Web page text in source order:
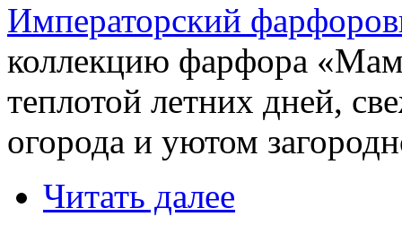
Императорский
коллекцию фарфора
теплотой летних дней,
огорода и уютом
Читать далее